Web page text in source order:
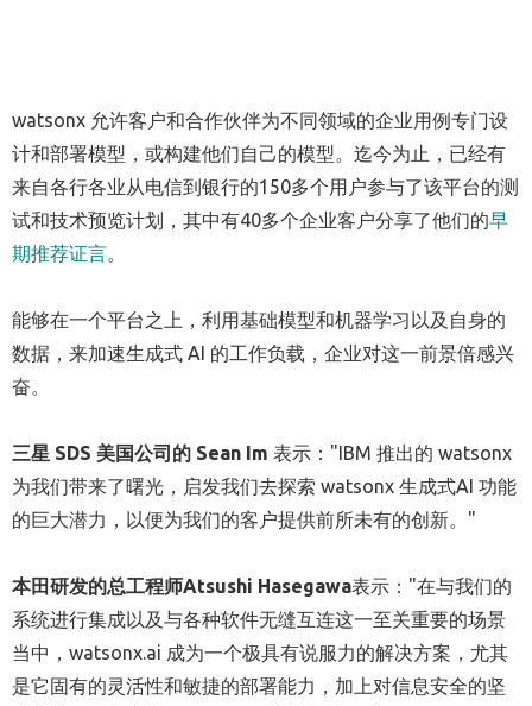
watsonx 允许客户和合作伙伴为不同领域的企业用例专门设
计和部署模型，或构建他们自己的模型。迄今为止，已经有
来自各行各业从电信到银行的150多个用户参与了该平台的测
试和技术预览计划，其中有40多个企业客户分享了他们的早
期推荐证言。
能够在一个平台之上，利用基础模型和机器学习以及自身的
数据，来加速生成式 AI 的工作负载，企业对这一前景倍感兴
奋。
三星 SDS 美国公司的 Sean Im 表示："IBM 推出的 watsonx
为我们带来了曙光，启发我们去探索 watsonx 生成式AI 功能
的巨大潜力，以便为我们的客户提供前所未有的创新。"
本田研发的总工程师Atsushi Hasegawa表示："在与我们的
系统进行集成以及与各种软件无缝互连这一至关重要的场景
当中，watsonx.ai 成为一个极具有说服力的解决方案，尤其
是它固有的灵活性和敏捷的部署能力，加上对信息安全的坚